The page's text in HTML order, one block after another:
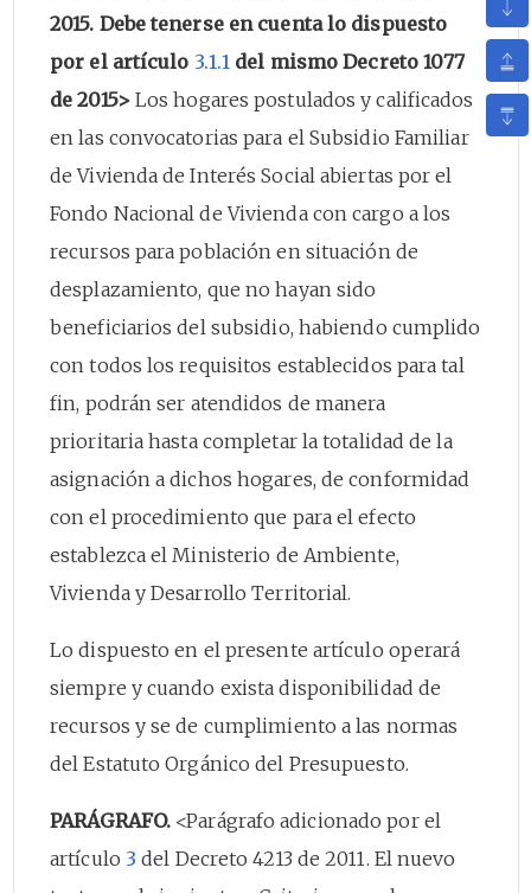
2015. Debe tenerse en cuenta lo dispuesto
por el artículo 3.1.1 del mismo Decreto 1077
de 2015>Los hogares postulados y calificados
en las convocatorias para el Subsidio Familiar
de Vivienda de Interés Social abiertas por el
Fondo Nacional de Vivienda con cargo a los
recursos para población en situación de
desplazamiento, que no hayan sido
beneficiarios del subsidio, habiendo cumplido
con todos los requisitos establecidos para tal
fin, podrán ser atendidos de manera
prioritaria hasta completar la totalidad de la
asignación a dichos hogares, de conformidad
con el procedimiento que para el efecto
establezca el Ministerio de Ambiente,
Vivienda y Desarrollo Territorial.
Lo dispuesto en el presente artículo operará
siempre y cuando exista disponibilidad de
recursos y se de cumplimiento a las normas
del Estatuto Orgánico del Presupuesto.
PARÁGRAFO. <Parágrafo adicionado por el
artículo 3 del Decreto 4213 de 2011. El nuevo